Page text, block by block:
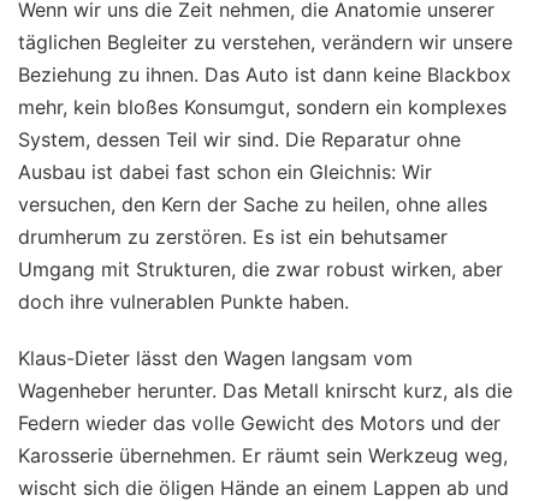
Wenn wir uns die Zeit nehmen, die Anatomie unserer
täglichen Begleiter zu verstehen, verändern wir unsere
Beziehung zu ihnen. Das Auto ist dann keine Blackbox
mehr, kein bloßes Konsumgut, sondern ein komplexes
System, dessen Teil wir sind. Die Reparatur ohne
Ausbau ist dabei fast schon ein Gleichnis: Wir
versuchen, den Kern der Sache zu heilen, ohne alles
drumherum zu zerstören. Es ist ein behutsamer
Umgang mit Strukturen, die zwar robust wirken, aber
doch ihre vulnerablen Punkte haben.
Klaus-Dieter lässt den Wagen langsam vom
Wagenheber herunter. Das Metall knirscht kurz, als die
Federn wieder das volle Gewicht des Motors und der
Karosserie übernehmen. Er räumt sein Werkzeug weg,
wischt sich die öligen Hände an einem Lappen ab und